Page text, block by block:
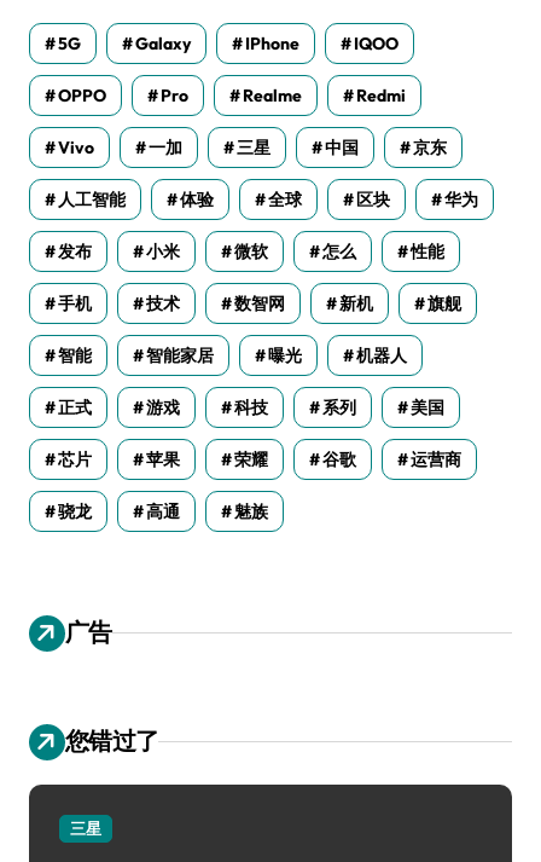
5G Galaxy IPhone IQOO
OPPO Pro Realme Redmi
Vivo 一加 三星 中国 京东
人工智能 体验 全球 区块 华为
发布 小米 微软 怎么 性能
手机 技术 数智网 新机 旗舰
智能 智能家居 曝光 机器人
正式 游戏 科技 系列 美国
芯片 苹果 荣耀 谷歌 运营商
骁龙 高通 魅族
广告
您错过了
三星